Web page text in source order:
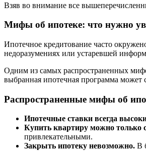
Взяв во внимание все
Мифы об ипотеке: что нужно
Ипотечное кредитование часто
недоразумениях или устаревшей
Одним из самых распространенных
выбранная ипотечная программа может
Распространенные мифы об
Ипотечные ставки всегда
Купить квартиру можно только
привлекательными.
Закрыть ипотеку невозможно. В